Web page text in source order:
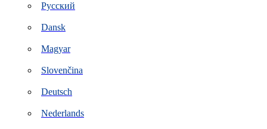
Русский
Dansk
Magyar
Slovenčina
Deutsch
Nederlands